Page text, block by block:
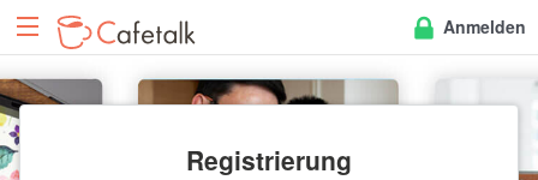
Anmelden
Registrierung